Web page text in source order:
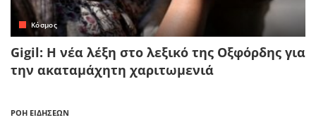
Κόσμος
Gigil: Η νέα λέξη στο λεξικό της Οξφόρδης για
την ακαταμάχητη χαριτωμενιά
ΡΟΗ ΕΙΔΗΣΕΩΝ